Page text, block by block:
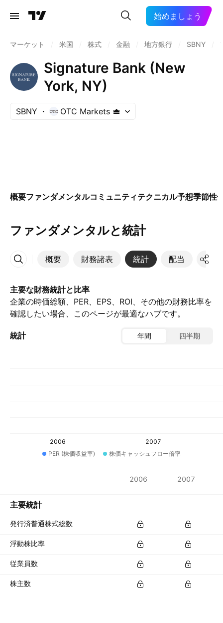
始めましょう
マーケット 米国 株式 金融 地方銀行 SBNY
Signature Bank (New
York, NY)
SBNY OTC Markets
概要ファンダメンタルコミュニティテクニカル予想季節性
ファンダメンタルと統計
概要 財務諸表 統計 配当 決算
その他
主要な財務統計と比率
企業の時価総額、PER、EPS、ROI、その他の財務比率を
確認したい場合、このページが最適なハブです。
統計 年間 四半期
2006
2007
PER (株価収益率)
株価キャッシュフロー倍率
2006 2007
主要統計
発行済普通株式総数
浮動株比率
従業員数
株主数